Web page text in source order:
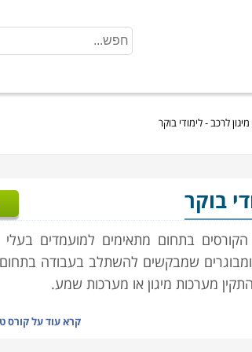
לרכב - לימודי בוקר
בוקר
בתחום מתאימים למועמדים בעלי
ומבוגרים שמבקשים להשתלב בעבודה
מערכות מיגון או מערכות שמע.
קרא עוד עלקורס